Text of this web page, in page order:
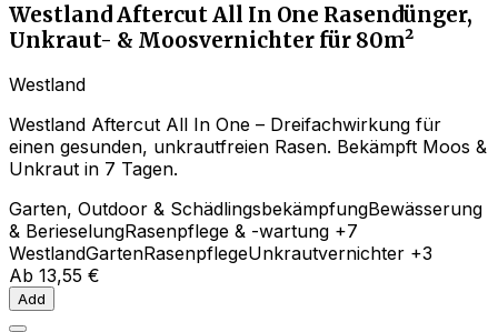
Westland Aftercut All In One Rasendünger,
Unkraut- & Moosvernichter für 80m²
Westland
Westland Aftercut All In One – Dreifachwirkung für
einen gesunden, unkrautfreien Rasen. Bekämpft Moos &
Unkraut in 7 Tagen.
Garten, Outdoor & SchädlingsbekämpfungBewässerung
& BerieselungRasenpflege & -wartung +7
WestlandGartenRasenpflegeUnkrautvernichter +3
Ab 13,55 €
Add